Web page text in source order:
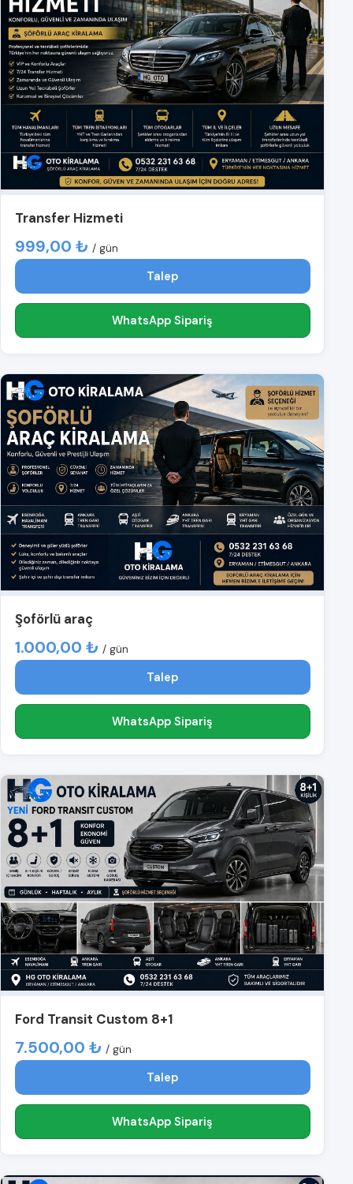
Transfer Hizmeti
999,00 ₺ / gün
Talep
WhatsApp Sipariş
Şoförlü araç
1.000,00 ₺ / gün
Talep
WhatsApp Sipariş
Ford Transit Custom 8+1
7.500,00 ₺ / gün
Talep
WhatsApp Sipariş